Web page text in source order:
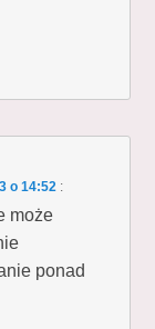
o 14:52 :
może
ponad